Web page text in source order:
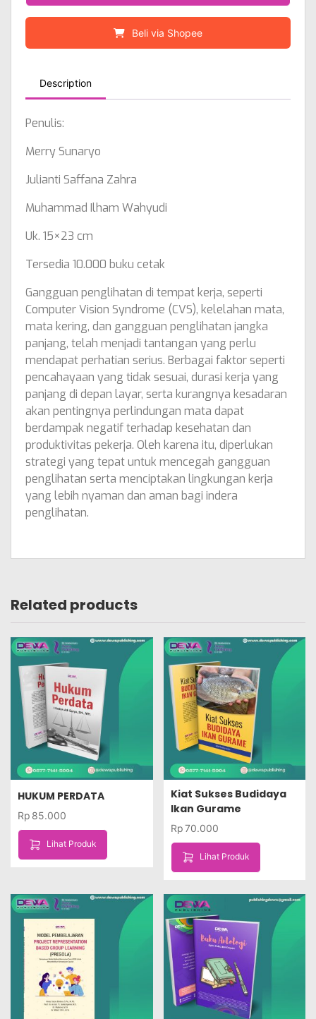
Beli via Shopee
Description
Penulis:
Merry Sunaryo
Julianti Saffana Zahra
Muhammad Ilham Wahyudi
Uk. 15×23 cm
Tersedia 10.000 buku cetak
Gangguan penglihatan di tempat kerja, seperti
Computer Vision Syndrome (CVS), kelelahan mata,
mata kering, dan gangguan penglihatan jangka
panjang, telah menjadi tantangan yang perlu
mendapat perhatian serius. Berbagai faktor seperti
pencahayaan yang tidak sesuai, durasi kerja yang
panjang di depan layar, serta kurangnya kesadaran
akan pentingnya perlindungan mata dapat
berdampak negatif terhadap kesehatan dan
produktivitas pekerja. Oleh karena itu, diperlukan
strategi yang tepat untuk mencegah gangguan
penglihatan serta menciptakan lingkungan kerja
yang lebih nyaman dan aman bagi indera
penglihatan.
Related products
HUKUM PERDATA
Rp 85.000
Lihat Produk
Kiat Sukses Budidaya
Ikan Gurame
Rp70.000
Lihat Produk